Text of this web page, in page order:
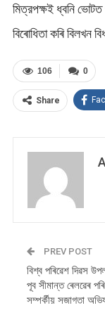
মিত্রপক্ষই ধ্বনি ভোটত
বিৰোধিতা কৰি বিলখন
0
106
Share
PREV POST
বিশ্ব পৰিৱেশ দিৱস
পূব সীমান্ত ৰেলৱেৰ
সম্পৰ্কীয় সজাগতা